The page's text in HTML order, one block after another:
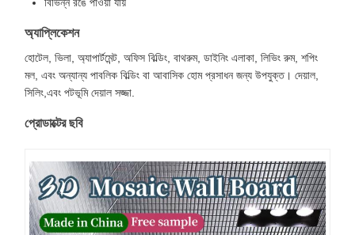
অ্যাপ্লিকেশন
হোটেল, ভিলা, অ্যাপার্টমেন্ট, অফিস বিল্ডিং, বাথরুম, ডাইনিং এলাকা, লিভিং রুম, শপিং
মল, এবং অন্যান্য পাবলিক বিল্ডিং বা আবাসিক হোম প্রসাধন জন্য উপযুক্ত। দেয়াল,
সিলিং,এবং পটভূমি দেয়াল সজ্জা.
প্রোডাক্টের ছবি